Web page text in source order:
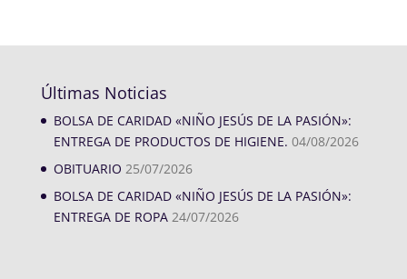
Últimas Noticias
BOLSA DE CARIDAD «NIÑO JESÚS DE LA PASIÓN»:
ENTREGA DE PRODUCTOS DE HIGIENE. 04/08/2026
OBITUARIO 25/07/2026
BOLSA DE CARIDAD «NIÑO JESÚS DE LA PASIÓN»:
ENTREGA DE ROPA 24/07/2026